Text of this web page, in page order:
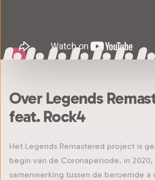
Over Legends
feat. Rock4
Het Legends Remastered project is
begin van de Coronaperiode, in 2020,
samenwerking tussen de beroemde a